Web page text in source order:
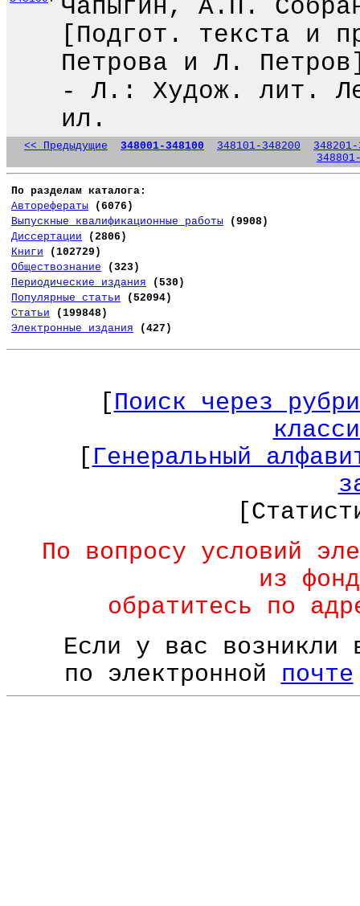
Чапыгин, А.П.
[Подгот. текста и
Петрова и Л.
- Л.: Худож. лит.
ил.
<< Предыдущие 348001-348100 348101-348200
По разделам каталога:
Авторефераты
(6076)
Выпускные квалификационные работы
(9908)
Диссертации
(2806)
Книги
(102729)
Обществознание
(323)
Периодические издания
(530)
Популярные статьи
(52094)
Статьи
(199848)
Электронные издания
(427)
[Поиск через
[ Генеральный
По вопросу условий
из
обратитесь по
Если у вас возникли
по электронной почте